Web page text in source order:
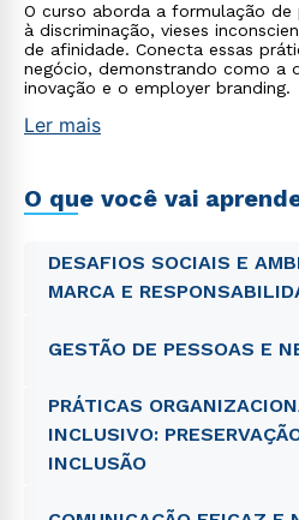
O curso aborda a formulação
à discriminação, vieses
de afinidade. Conecta essas
negócio, demonstrando como a
inovação e o employer branding.
Ler mais
O que você vai
DESAFIOS SOCIAIS E
MARCA E
GESTÃO DE PESSOAS E
PRÁTICAS
INCLUSIVO:
INCLUSÃO